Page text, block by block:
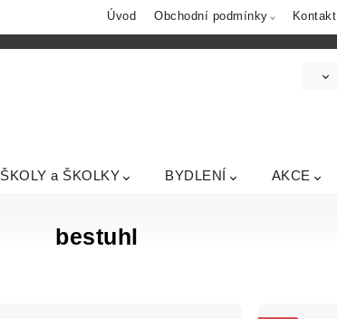
Úvod Obchodní podmínky Kontakt
ŠKOLY a ŠKOLKY BYDLENÍ AKCE
bestuhl